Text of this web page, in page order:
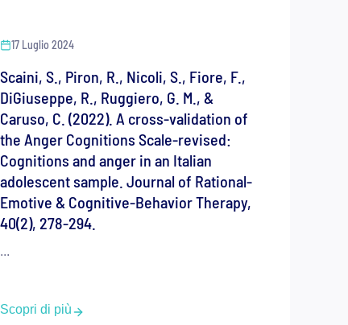
17 Luglio 2024
Scaini, S., Piron, R., Nicoli, S., Fiore, F.,
DiGiuseppe, R., Ruggiero, G. M., &
Caruso, C. (2022). A cross-validation of
the Anger Cognitions Scale-revised:
Cognitions and anger in an Italian
adolescent sample. Journal of Rational-
Emotive & Cognitive-Behavior Therapy,
40(2), 278-294.
...
Scopri di più